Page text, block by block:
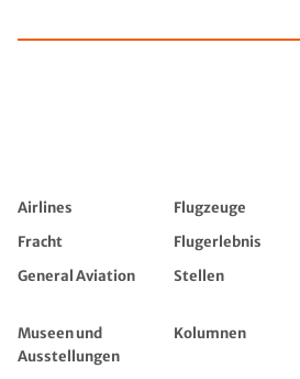
Airlines Flugzeuge
Fracht
Flugerlebnis
General Aviation
Stellen
Museen und
Ausstellungen
Kolumnen